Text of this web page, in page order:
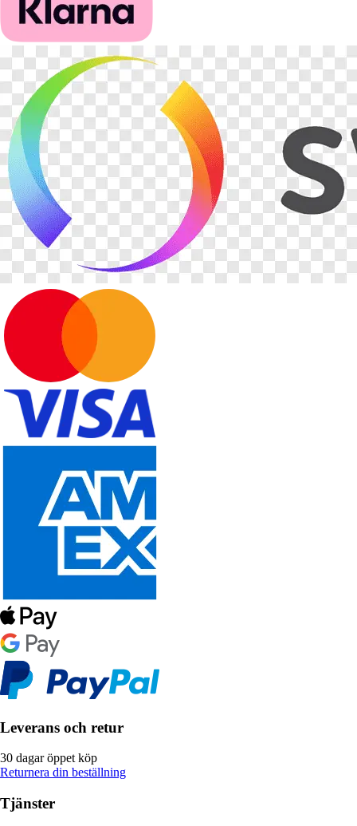
Leverans och retur
30 dagar öppet köp
Returnera din beställning
Tjänster